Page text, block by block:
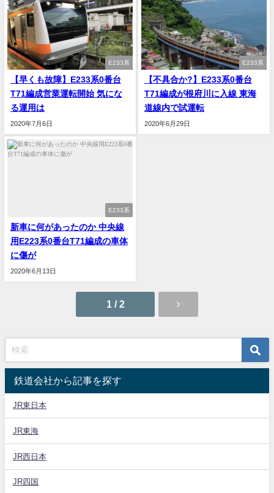
E233系
【早くも故障】E233系0番台
T71編成営業運転開始 気にな
る運用は
2020年7月6日
E233系
【不具合か?】E233系0番台
T71編成が根府川に入線 東海
道線内で試運転
2020年6月29日
E233系
新車に何があったのか 中央線
用E223系0番台T71編成の車体
に傷が
2020年6月13日
1 / 2
鉄道会社から記事を探す
JR東日本
JR東海
JR西日本
JR四国